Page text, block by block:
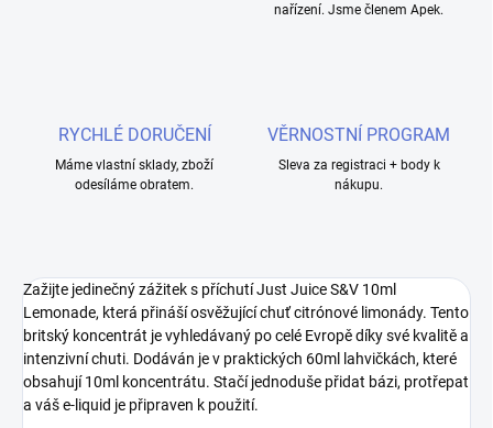
nařízení. Jsme členem Apek.
RYCHLÉ DORUČENÍ
Máme vlastní sklady, zboží
odesíláme obratem.
VĚRNOSTNÍ PROGRAM
Sleva za registraci + body k
nákupu.
Zažijte jedinečný zážitek s příchutí Just Juice S&V 10ml
Lemonade, která přináší osvěžující chuť citrónové limonády. Tento
britský koncentrát je vyhledávaný po celé Evropě díky své kvalitě a
intenzivní chuti. Dodáván je v praktických 60ml lahvičkách, které
obsahují 10ml koncentrátu. Stačí jednoduše přidat bázi, protřepat
a váš e-liquid je připraven k použití.